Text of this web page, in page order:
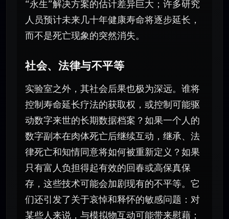
“永生”解决方案的估计差异巨大；许多研究
人员预计未来几十年健康寿命将逐步延长，
而不是死亡现象的突然消失。
社会、法律与不平等
实验室之外，其社会后果也极为深远。谁将
控制寿命延长疗法的获取权，或控制可能驱
动数字来世的长期数据档案？如果一个人的
数字副本在肉体死亡后继续互动，继承、法
律死亡和知情同意将如何被重新定义？如果
只有富人负担得起有效的回春或高保真保
存，这些技术可能会加剧现有的不平等。它
们还引发了关于哀悼和释怀的敏感问题：对
某些人来说，与模拟物互动可能带来慰藉；